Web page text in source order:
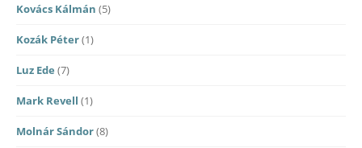
Kovács Kálmán (5)
Kozák Péter(1)
Luz Ede (7)
Mark Revell (1)
Molnár Sándor(8)